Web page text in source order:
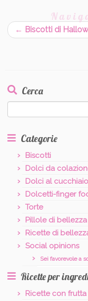
← Biscotti di
Cerca
per:
Categorie
Biscotti
Dolci da
Dolci al cucchiaio
Dolcetti-finger
Torte
Pillole di bellezza
Ricette di
Social opinions
Sei favorevole a
Ricette per
Ricette con frutta